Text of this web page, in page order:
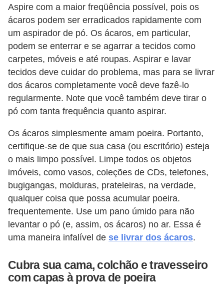
Aspire com a maior freqüência possível, pois os
ácaros podem ser erradicados rapidamente com
um aspirador de pó. Os ácaros, em particular,
podem se enterrar e se agarrar a tecidos como
carpetes, móveis e até roupas. Aspirar e lavar
tecidos deve cuidar do problema, mas para se livrar
dos ácaros completamente você deve fazê-lo
regularmente. Note que você também deve tirar o
pó com tanta frequência quanto aspirar.
Os ácaros simplesmente amam poeira. Portanto,
certifique-se de que sua casa (ou escritório) esteja
o mais limpo possível. Limpe todos os objetos
imóveis, como vasos, coleções de CDs, telefones,
bugigangas, molduras, prateleiras, na verdade,
qualquer coisa que possa acumular poeira.
frequentemente. Use um pano úmido para não
levantar o pó (e, assim, os ácaros) no ar. Essa é
uma maneira infalível de se livrar dos ácaros.
Cubra sua cama, colchão e travesseiro
com capas à prova de poeira